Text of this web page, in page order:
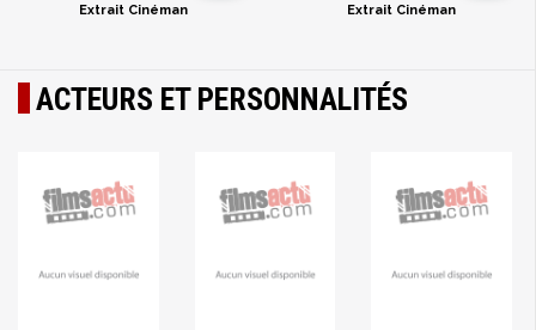
Extrait Cinéman Extrait Cinéman
ACTEURS ET PERSONNALITÉS